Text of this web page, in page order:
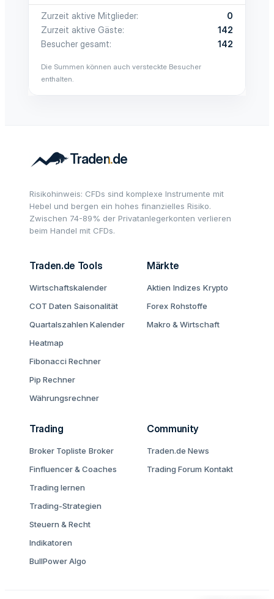
Zurzeit aktive Mitglieder
0
Zurzeit aktive Gäste
142
Besucher gesamt
142
Die Summen können auch versteckte Besucher
enthalten.
Risikohinweis: CFDs sind komplexe Instrumente mit
Hebel und bergen ein hohes finanzielles Risiko.
Zwischen 74-89% der Privatanlegerkonten verlieren
beim Handel mit CFDs.
Traden.de Tools
Wirtschaftskalender
COT Daten Saisonalität
Quartalszahlen Kalender
Heatmap
Fibonacci Rechner
Pip Rechner
Währungsrechner
Märkte
Aktien Indizes Krypto
Forex Rohstoffe
Makro & Wirtschaft
Trading
Broker Topliste Broker
Finfluencer & Coaches
Trading lernen
Trading-Strategien
Steuern & Recht
Indikatoren
BullPower Algo
Community
Traden.de News
Trading Forum Kontakt